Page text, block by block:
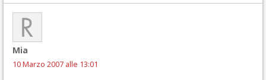
Mia
10 Marzo 2007 alle 13:01